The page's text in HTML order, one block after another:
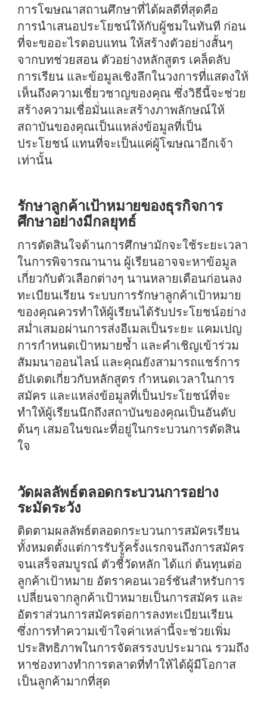
การโฆษณาสถานศึกษาที่ได้ผลดีที่สุดคือ
การนำเสนอประโยชน์ให้กับผู้ชมในทันที ก่อน
ที่จะขออะไรตอบแทน ให้สร้างตัวอย่างสั้นๆ
จากบทช่วยสอน ตัวอย่างหลักสูตร เคล็ดลับ
การเรียน และข้อมูลเชิงลึกในวงการที่แสดงให้
เห็นถึงความเชี่ยวชาญของคุณ ซึ่งวิธีนี้จะช่วย
สร้างความเชื่อมั่นและสร้างภาพลักษณ์ให้
สถาบันของคุณเป็นแหล่งข้อมูลที่เป็น
ประโยชน์ แทนที่จะเป็นแค่ผู้โฆษณาอีกเจ้า
เท่านั้น
รักษาลูกค้าเป้าหมายของธุรกิจการ
ศึกษาอย่างมีกลยุทธ์
การตัดสินใจด้านการศึกษามักจะใช้ระยะเวลา
ในการพิจารณานาน ผู้เรียนอาจจะหาข้อมูล
เกี่ยวกับตัวเลือกต่างๆ นานหลายเดือนก่อนลง
ทะเบียนเรียน ระบบการรักษาลูกค้าเป้าหมาย
ของคุณควรทำให้ผู้เรียนได้รับประโยชน์อย่าง
สม่ำเสมอผ่านการส่งอีเมลเป็นระยะ แคมเปญ
การกำหนดเป้าหมายซ้ำ และคำเชิญเข้าร่วม
สัมมนาออนไลน์ และคุณยังสามารถแชร์การ
อัปเดตเกี่ยวกับหลักสูตร กำหนดเวลาในการ
สมัคร และแหล่งข้อมูลที่เป็นประโยชน์ที่จะ
ทำให้ผู้เรียนนึกถึงสถาบันของคุณเป็นอันดับ
ต้นๆ เสมอในขณะที่อยู่ในกระบวนการตัดสิน
ใจ
วัดผลลัพธ์ตลอดกระบวนการอย่าง
ระมัดระวัง
ติดตามผลลัพธ์ตลอดกระบวนการสมัครเรียน
ทั้งหมดตั้งแต่การรับรู้ครั้งแรกจนถึงการสมัคร
จนเสร็จสมบูรณ์ ตัวชี้วัดหลัก ได้แก่ ต้นทุนต่อ
ลูกค้าเป้าหมาย อัตราคอนเวอร์ชันสำหรับการ
เปลี่ยนจากลูกค้าเป้าหมายเป็นการสมัคร และ
อัตราส่วนการสมัครต่อการลงทะเบียนเรียน
ซึ่งการทำความเข้าใจค่าเหล่านี้จะช่วยเพิ่ม
ประสิทธิภาพในการจัดสรรงบประมาณ รวมถึง
หาช่องทางทำการตลาดที่ทำให้ได้ผู้มีโอกาส
เป็นลูกค้ามากที่สุด